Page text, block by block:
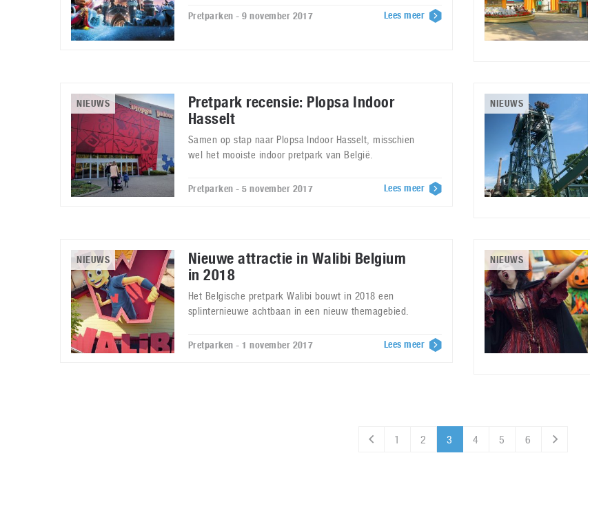
Pretparken - 9 november 2017 Lees meer
NIEUWS
Pretpark recensie: Plopsa Indoor
Hasselt
Samen op stap naar Plopsa Indoor Hasselt, misschien
wel het mooiste indoor pretpark van België.
Pretparken - 5 november 2017 Lees meer
NIEUWS
NIEUWS
Nieuwe attractie in Walibi Belgium
in 2018
Het Belgische pretpark Walibi bouwt in 2018 een
splinternieuwe achtbaan in een nieuw themagebied.
Pretparken - 1 november 2017 Lees meer
NIEUWS
1 2 3 4 5 6